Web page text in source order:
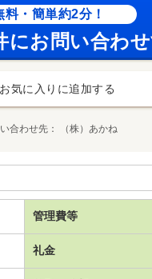
料・簡単約2分！
にお問い合わ
お気に入りに追加する
合わせ先 （株）あかね
管理費等
礼金